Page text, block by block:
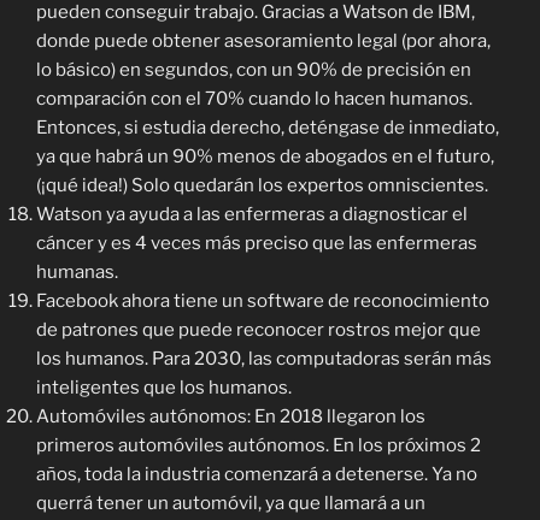
pueden conseguir trabajo. Gracias a Watson de IBM,
donde puede obtener asesoramiento legal (por ahora,
lo básico) en segundos, con un 90% de precisión en
comparación con el 70% cuando lo hacen humanos.
Entonces, si estudia derecho, deténgase de inmediato,
ya que habrá un 90% menos de abogados en el futuro,
(¡qué idea!) Solo quedarán los expertos omniscientes.
Watson ya ayuda a las enfermeras a diagnosticar el
cáncer y es 4 veces más preciso que las enfermeras
humanas.
Facebook ahora tiene un software de reconocimiento
de patrones que puede reconocer rostros mejor que
los humanos. Para 2030, las computadoras serán más
inteligentes que los humanos.
Automóviles autónomos: En 2018 llegaron los
primeros automóviles autónomos. En los próximos 2
años, toda la industria comenzará a detenerse. Ya no
querrá tener un automóvil, ya que llamará a un